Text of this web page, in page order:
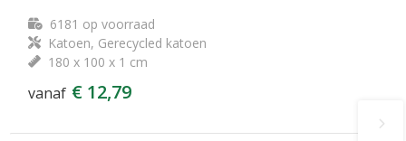
6181 op voorraad
Katoen, Gerecycled katoen
180 x 100 x 1 cm
vanaf € 12,79